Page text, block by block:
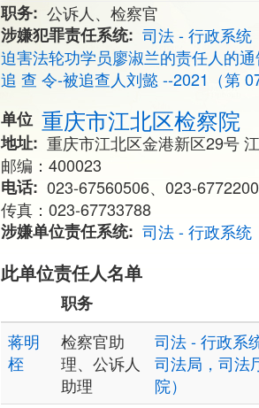
职务
公诉人、检察官
涉嫌犯罪责任系统
司法 - 行政系统
迫害法轮功学员廖淑兰的责任人的
追 查 令-被追查人刘懿 --2021（第
单位 重庆市江北区检察院
地址
重庆市江北区金港新区29号
邮编：400023
电话
023-67560506、023-
传真：023-67733788
涉嫌单位责任系统
司法 - 行政系统
此单位责任人名单
职务
蒋明
桎
检察官助
理、公诉人
助理
司法 - 行政系
司法局，司法
院）